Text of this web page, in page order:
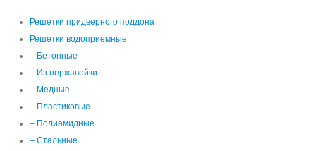
Решетки придверного поддона
Решетки водоприемные
– Бетонные
– Из нержавейки
– Медные
– Пластиковые
– Полиамидные
– Стальные